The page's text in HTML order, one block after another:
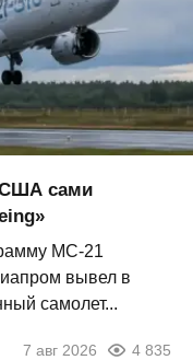
США сами
МС-21
вывел в
самолет...
7 авг 2026 4 835